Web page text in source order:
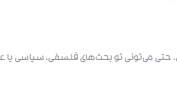
حتی می‌تونی تو بحث‌های فلسفی، سیاسی یا